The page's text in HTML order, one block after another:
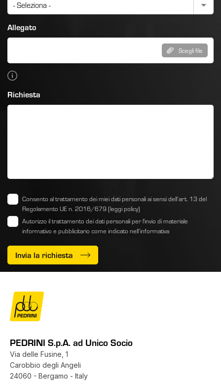
Allegato
Scegli file
Richiesta
Consento al trattamento dei miei dati personali ai sensi dell’art. 13 del
Regolamento UE n. 2016/679 (leggi policy)
Autorizzo il trattamento dei dati personali per l'invio di materiale
informativo e pubblicitario come indicato nell’informativa
Invia la richiesta
PEDRINI S.p.A. ad Unico Socio
Via delle Fusine, 1
Carobbio degli Angeli
24060 - Bergamo - Italy